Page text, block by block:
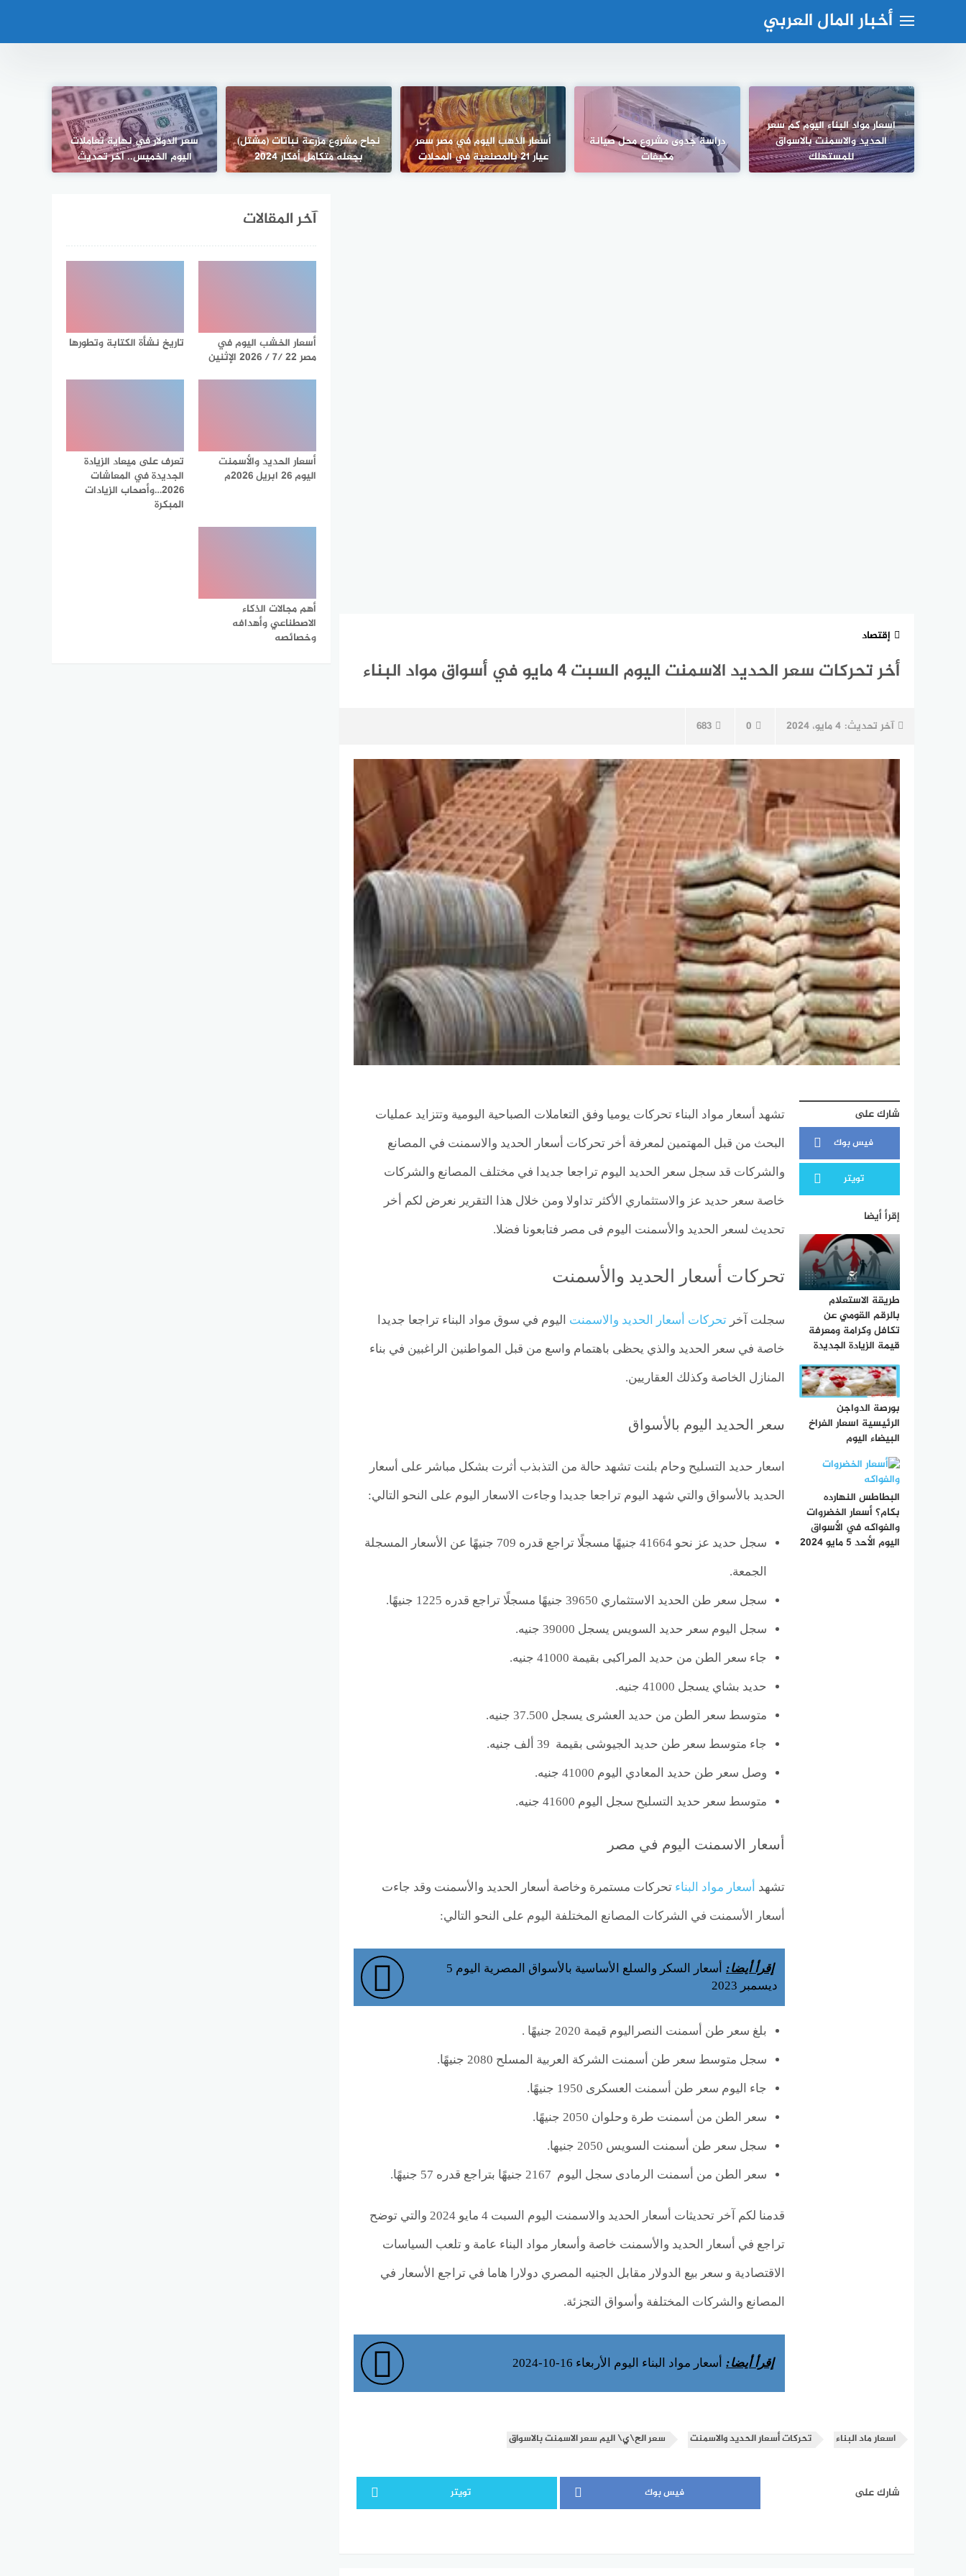
أخبار المال العربي
اسعار مواد البناء اليوم كم سعر
الحديد والاسمنت بالاسواق
للمستهلك
دراسة جدوى مشروع محل صيانة
مكيفات
أسعار الذهب اليوم في مصر سعر
عيار 21 بالمصنعية في المحلات
نجاح مشروع مزرعة نباتات (مشتل)
بجعله متكامل أفكار 2024
سعر الدولار في نهاية تعاملات
اليوم الخميس.. آخر تحديث
إقتصاد
أخر تحركات سعر الحديد الاسمنت اليوم السبت 4 مايو في أسواق مواد البناء
آخر تحديث: 4 مايو، 2024 0
683
شارك على
فيس بوك
تويتر
إقرأ أيضا
طريقة الاستعلام
بالرقم القومي عن
تكافل وكرامة ومعرفة
قيمة الزيادة الجديدة
بورصة الدواجن
الرئيسية اسعار الفراخ
البيضاء اليوم
البطاطس النهارده
بكام؟ أسعار الخضروات
والفواكه في الأسواق
اليوم الأحد 5 مايو 2024
تشهد أسعار مواد البناء تحركات يوميا وفق التعاملات الصباحية اليومية وتتزايد عمليات
البحث من قبل المهتمين لمعرفة أخر تحركات أسعار الحديد والاسمنت في المصانع
والشركات قد سجل سعر الحديد اليوم تراجعا جديدا في مختلف المصانع والشركات
خاصة سعر حديد عز والاستثماري الأكثر تداولا ومن خلال هذا التقرير نعرض لكم أخر
تحديث لسعر الحديد والأسمنت اليوم فى مصر فتابعونا فضلا.
تحركات أسعار الحديد والأسمنت
سجلت آخر تحركات أسعار الحديد والاسمنت اليوم في سوق مواد البناء تراجعا جديدا
خاصة في سعر الحديد والذي يحظى باهتمام واسع من قبل المواطنين الراغبين في بناء
المنازل الخاصة وكذلك العقاريين.
سعر الحديد اليوم بالأسواق
اسعار حديد التسليح وحام بلنت تشهد حالة من التذبذب أثرت بشكل مباشر على أسعار
الحديد بالأسواق والتي شهد اليوم تراجعا جديدا وجاءت الاسعار اليوم على النحو التالي:
سجل حديد عز نحو 41664 جنيهًا مسجلًا تراجع قدره 709 جنيهًا عن الأسعار المسجلة
الجمعة.
سجل سعر طن الحديد الاستثماري 39650 جنيهًا مسجلًا تراجع قدره 1225 جنيهًا.
سجل اليوم سعر حديد السويس يسجل 39000 جنيه.
جاء سعر الطن من حديد المراكبى بقيمة 41000 جنيه.
حديد بشاي يسجل 41000 جنيه.
متوسط سعر الطن من حديد العشرى يسجل 37.500 جنيه.
جاء متوسط سعر طن حديد الجيوشى بقيمة 39 ألف جنيه.
وصل سعر طن حديد المعادي اليوم 41000 جنيه.
متوسط سعر حديد التسليح سجل اليوم 41600 جنيه.
أسعار الاسمنت اليوم في مصر
تشهد أسعار مواد البناء تحركات مستمرة وخاصة أسعار الحديد والأسمنت وقد جاءت
أسعار الأسمنت في الشركات المصانع المختلفة اليوم على النحو التالي:
إقرأ أيضا:
أسعار السكر والسلع الأساسية بالأسواق المصرية اليوم 5
ديسمبر 2023
بلغ سعر طن أسمنت النصراليوم قيمة 2020 جنيهًا .
سجل متوسط سعر طن أسمنت الشركة العربية المسلح 2080 جنيهًا.
جاء اليوم سعر طن أسمنت العسكرى 1950 جنيهًا.
سعر الطن من أسمنت طرة وحلوان 2050 جنيهًا.
سجل سعر طن أسمنت السويس 2050 جنيها.
سعر الطن من أسمنت الرمادى سجل اليوم 2167 جنيهًا بتراجع قدره 57 جنيهًا.
قدمنا لكم آخر تحديثات أسعار الحديد والاسمنت اليوم السبت 4 مايو 2024 والتي توضح
تراجع في أسعار الحديد والأسمنت خاصة وأسعار مواد البناء عامة و تلعب السياسات
الاقتصادية و سعر بيع الدولار مقابل الجنيه المصري دولارا هاما في تراجع الأسعار في
المصانع والشركات المختلفة وأسواق التجزئة.
إقرأ أيضا: أسعار مواد البناء اليوم الأربعاء 16-10-2024
اسعار ماد البناء تحركات أسعار الحديد والاسمنت سعر الح\ي\ اليم سعر الاسمنت بالاسواق
شارك على فيس بوك تويتر
آخر المقالات
أسعار الخشب اليوم في
مصر 22 /7 / 2026 الإثنين
تاريخ نشأة الكتابة وتطورها
أسعار الحديد والأسمنت
اليوم 26 ابريل 2026م
تعرف على ميعاد الزيادة
الجديدة في المعاشات
2026…وأصحاب الزيادات
المبكرة
أهم مجالات الذكاء
الاصطناعي وأهدافه
وخصائصه